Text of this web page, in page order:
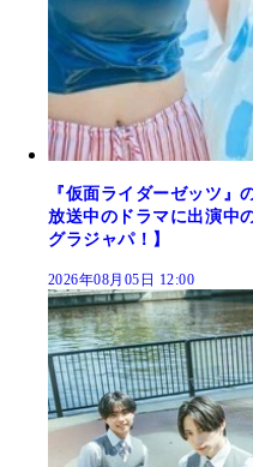
『仮面ライダーゼッツ
放送中のドラマに出演中
グラジャパ！】
2026年08月05日 12:00